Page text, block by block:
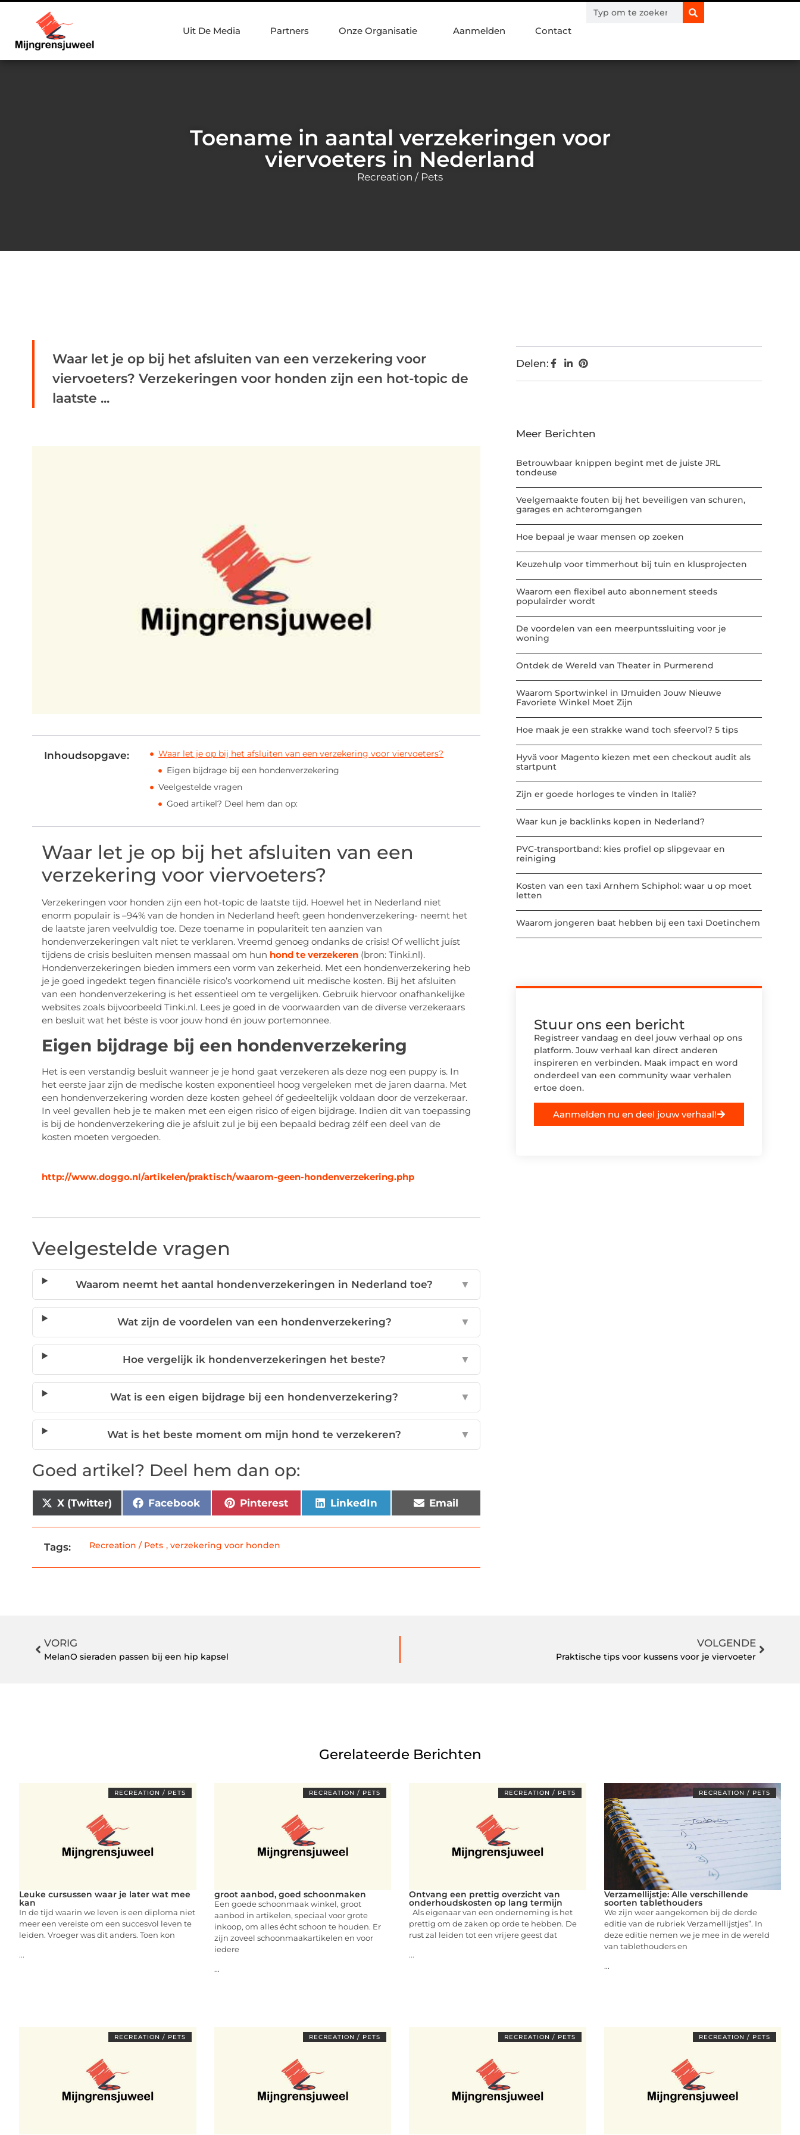
Uit De Media Partners Onze Organisatie Aanmelden Contact
Toename in aantal verzekeringen voor
viervoeters in Nederland
Recreation / Pets
Waar let je op bij het afsluiten van een verzekering voor
viervoeters? Verzekeringen voor honden zijn een hot-topic de
laatste ...
Inhoudsopgave:
Waar let je op bij het afsluiten van een verzekering voor viervoeters?
Eigen bijdrage bij een hondenverzekering
Veelgestelde vragen
Goed artikel? Deel hem dan op:
Waar let je op bij het afsluiten van een
verzekering voor viervoeters?
Verzekeringen voor honden zijn een hot-topic de laatste tijd. Hoewel het in Nederland niet
enorm populair is –94% van de honden in Nederland heeft geen hondenverzekering- neemt het
de laatste jaren veelvuldig toe. Deze toename in populariteit ten aanzien van
hondenverzekeringen valt niet te verklaren. Vreemd genoeg ondanks de crisis! Of wellicht juíst
tijdens de crisis besluiten mensen massaal om hun hond te verzekeren(bron: Tinki.nl).
Hondenverzekeringen bieden immers een vorm van zekerheid. Met een hondenverzekering heb
je je goed ingedekt tegen financiële risico’s voorkomend uit medische kosten. Bij het afsluiten
van een hondenverzekering is het essentieel om te vergelijken. Gebruik hiervoor onafhankelijke
websites zoals bijvoorbeeld Tinki.nl. Lees je goed in de voorwaarden van de diverse verzekeraars
en besluit wat het béste is voor jouw hond én jouw portemonnee.
Eigen bijdrage bij een hondenverzekering
Het is een verstandig besluit wanneer je je hond gaat verzekeren als deze nog een puppy is. In
het eerste jaar zijn de medische kosten exponentieel hoog vergeleken met de jaren daarna. Met
een hondenverzekering worden deze kosten geheel óf gedeeltelijk voldaan door de verzekeraar.
In veel gevallen heb je te maken met een eigen risico of eigen bijdrage. Indien dit van toepassing
is bij de hondenverzekering die je afsluit zul je bij een bepaald bedrag zélf een deel van de
kosten moeten vergoeden.
http://www.doggo.nl/artikelen/praktisch/waarom-geen-hondenverzekering.php
Veelgestelde vragen
Waarom neemt het aantal hondenverzekeringen in Nederland toe? ▼
Wat zijn de voordelen van een hondenverzekering? ▼
Hoe vergelijk ik hondenverzekeringen het beste? ▼
Wat is een eigen bijdrage bij een hondenverzekering? ▼
Wat is het beste moment om mijn hond te verzekeren? ▼
Goed artikel? Deel hem dan op:
X (Twitter) Facebook Pinterest LinkedIn Email
Tags: Recreation / Pets ,verzekering voor honden
Delen:
Meer Berichten
Betrouwbaar knippen begint met de juiste JRL
tondeuse
Veelgemaakte fouten bij het beveiligen van schuren,
garages en achteromgangen
Hoe bepaal je waar mensen op zoeken
Keuzehulp voor timmerhout bij tuin en klusprojecten
Waarom een flexibel auto abonnement steeds
populairder wordt
De voordelen van een meerpuntssluiting voor je
woning
Ontdek de Wereld van Theater in Purmerend
Waarom Sportwinkel in IJmuiden Jouw Nieuwe
Favoriete Winkel Moet Zijn
Hoe maak je een strakke wand toch sfeervol? 5 tips
Hyvä voor Magento kiezen met een checkout audit als
startpunt
Zijn er goede horloges te vinden in Italië?
Waar kun je backlinks kopen in Nederland?
PVC-transportband: kies profiel op slipgevaar en
reiniging
Kosten van een taxi Arnhem Schiphol: waar u op moet
letten
Waarom jongeren baat hebben bij een taxi Doetinchem
Stuur ons een bericht
Registreer vandaag en deel jouw verhaal op ons
platform. Jouw verhaal kan direct anderen
inspireren en verbinden. Maak impact en word
onderdeel van een community waar verhalen
ertoe doen.
Aanmelden nu en deel jouw verhaal!
VORIG
MelanO sieraden passen bij een hip kapsel
VOLGENDE
Praktische tips voor kussens voor je viervoeter
Gerelateerde Berichten
RECREATION / PETS
Leuke cursussen waar je later wat mee
kan
In de tijd waarin we leven is een diploma niet
meer een vereiste om een succesvol leven te
leiden. Vroeger was dit anders. Toen kon
...
RECREATION / PETS
groot aanbod, goed schoonmaken
Een goede schoonmaak winkel, groot
aanbod in artikelen, speciaal voor grote
inkoop, om alles écht schoon te houden. Er
zijn zoveel schoonmaakartikelen en voor
iedere
...
RECREATION / PETS
Ontvang een prettig overzicht van
onderhoudskosten op lang termijn
Als eigenaar van een onderneming is het
prettig om de zaken op orde te hebben. De
rust zal leiden tot een vrijere geest dat
...
RECREATION / PETS
Verzamellijstje: Alle verschillende
soorten tablethouders
We zijn weer aangekomen bij de derde
editie van de rubriek Verzamellijstjes”. In
deze editie nemen we je mee in de wereld
van tablethouders en
...
RECREATION / PETS RECREATION / PETS RECREATION / PETS RECREATION / PETS